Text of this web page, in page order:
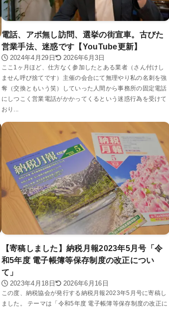
電話、アポ無し訪問、選挙の街宣車。古びた
営業手法、迷惑です【YouTube更新】
2024年4月29日 2026年6月3日
ここ1ヶ月ほど、仕方なく参加したとある業者（さん付けし
ません呼び捨てです）主催の会合にて無理やり私の名刺を強
奪（交換ともいう笑）していった人間から事務所の固定電話
にしつこく営業電話がかかってくるという迷惑行為を受けて
おり...
【寄稿しました】納税月報2023年5月号「令
和5年度 電子帳簿等保存制度の改正につい
て」
2023年4月18日 2026年6月16日
この度、納税協会が発行する納税月報2023年5月号に寄稿し
ました。 テーマは「令和5年度 電子帳簿等保存制度の改正に